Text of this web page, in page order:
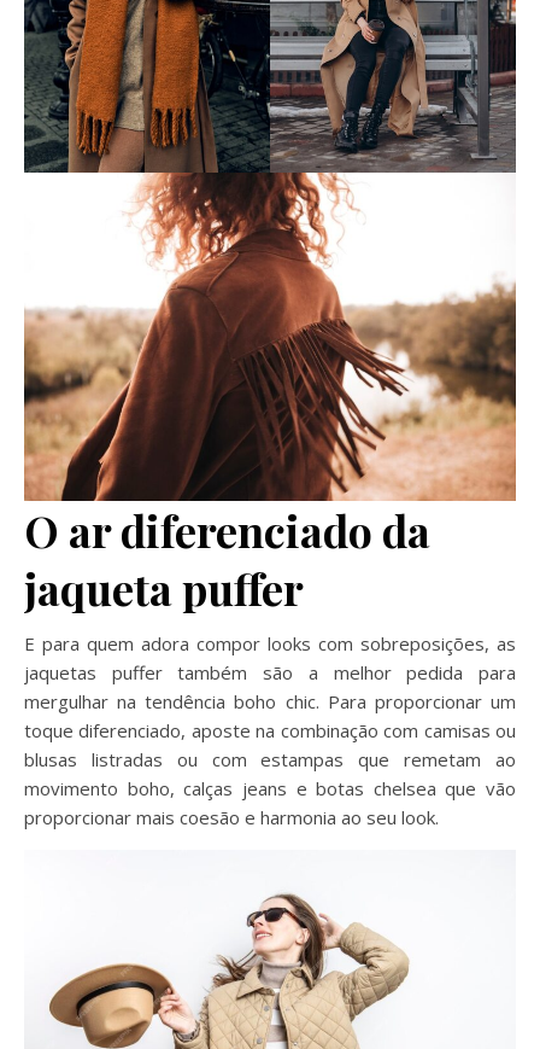
O ar diferenciado da
jaqueta puffer
E para quem adora compor looks com sobreposições, as
jaquetas puffer também são a melhor pedida para
mergulhar na tendência boho chic. Para proporcionar um
toque diferenciado, aposte na combinação com camisas ou
blusas listradas ou com estampas que remetam ao
movimento boho, calças jeans e botas chelsea que vão
proporcionar mais coesão e harmonia ao seu look.